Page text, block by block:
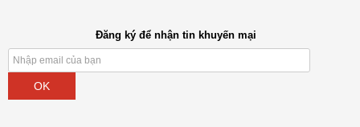
Đăng ký để nhận tin khuyến mại
OK